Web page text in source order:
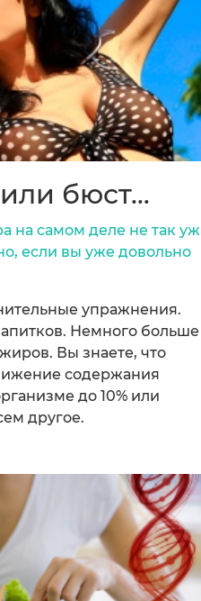
бюст…
на самом деле не так уж
если вы уже довольно
упражнения.
Немного больше
Вы знаете, что
содержания
до 10% или
другое.